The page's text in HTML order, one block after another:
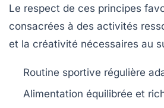
Le respect de ces principes
consacrées à des activités
et la créativité nécessaires au
Routine sportive régulière
Alimentation équilibrée et